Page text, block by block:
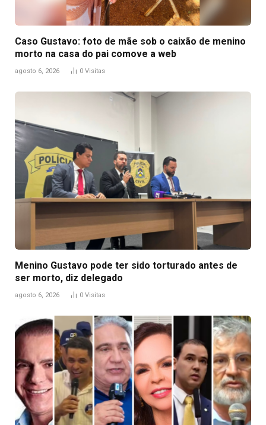
Caso Gustavo: foto de mãe sob o caixão de menino
morto na casa do pai comove a web
agosto 6, 2026 0 Visitas
Menino Gustavo pode ter sido torturado antes de
ser morto, diz delegado
agosto 6, 2026 0 Visitas